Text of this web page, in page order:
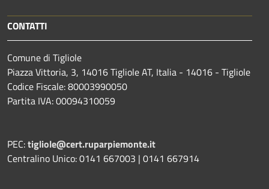
CONTATTI
Comune di Tigliole
Piazza Vittoria, 3, 14016 Tigliole AT, Italia - 14016 - Tigliole
Codice Fiscale: 80003990050
Partita IVA: 00094310059
PEC:tigliole@cert.ruparpiemonte.it
Centralino Unico: 0141 667003 | 0141 667914